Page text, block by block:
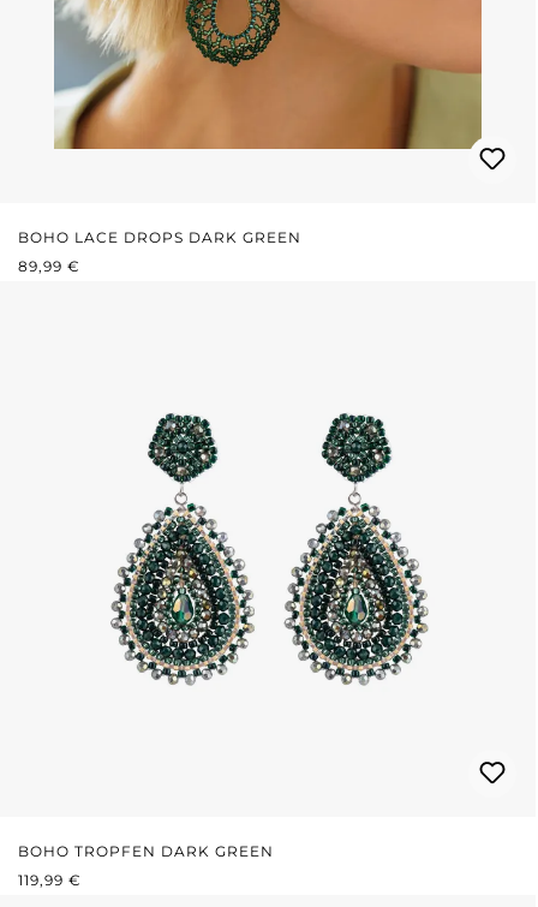
BOHO LACE DROPS DARK GREEN
REGULÄRER PREIS:
89,99 €
BOHO TROPFEN DARK GREEN
REGULÄRER PREIS:
119,99 €